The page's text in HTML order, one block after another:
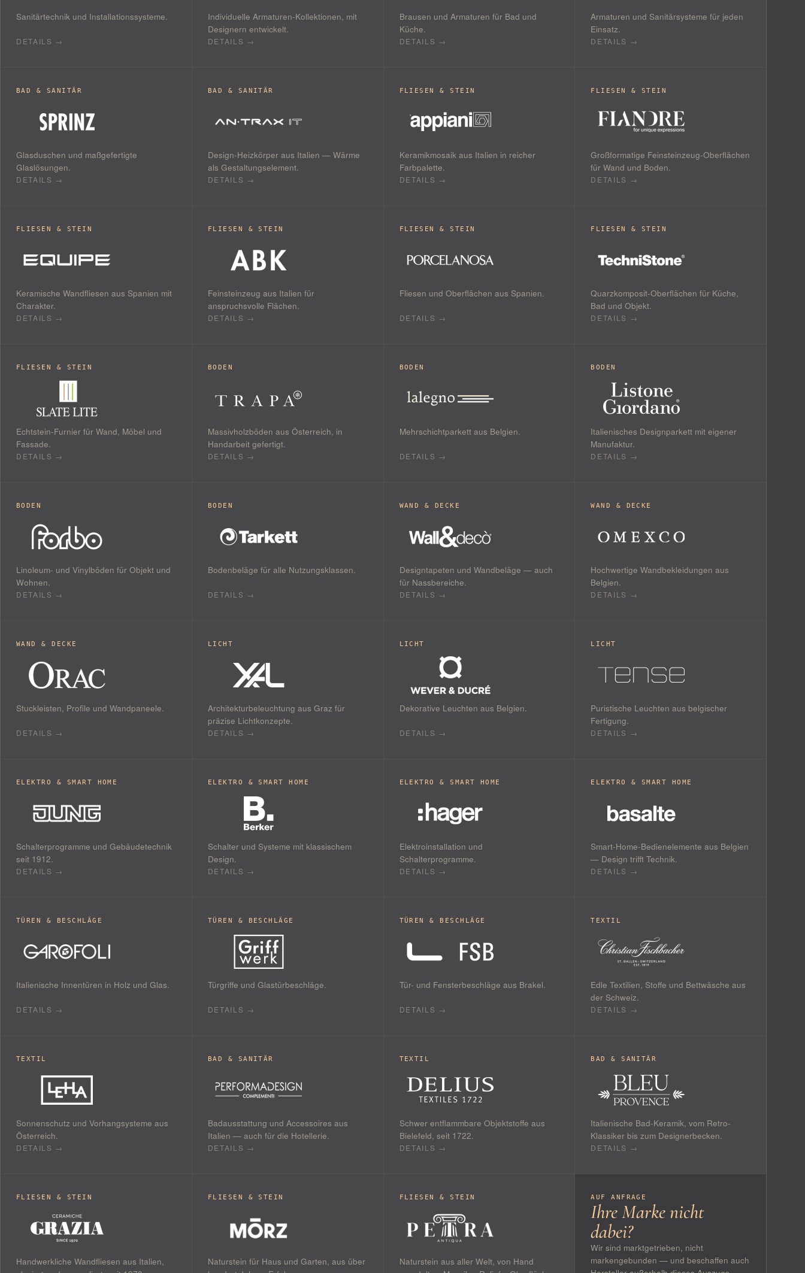
Sanitärtechnik und Installationssysteme.
DETAILS →
Individuelle Armaturen-Kollektionen, mit
Designern entwickelt.
DETAILS →
Brausen und Armaturen für Bad und
Küche.
DETAILS →
Armaturen und Sanitärsysteme für jeden
Einsatz.
DETAILS →
BAD & SANITÄR
Glasduschen und maßgefertigte
Glaslösungen.
DETAILS →
BAD & SANITÄR
Design-Heizkörper aus Italien — Wärme
als Gestaltungselement.
DETAILS →
FLIESEN & STEIN
Keramikmosaik aus Italien in reicher
Farbpalette.
DETAILS →
FLIESEN & STEIN
Großformatige Feinsteinzeug-Oberflächen
für Wand und Boden.
DETAILS →
FLIESEN & STEIN
Keramische Wandfliesen aus Spanien mit
Charakter.
DETAILS →
FLIESEN & STEIN
Feinsteinzeug aus Italien für
anspruchsvolle Flächen.
DETAILS →
FLIESEN & STEIN
Fliesen und Oberflächen aus Spanien.
DETAILS →
FLIESEN & STEIN
Quarzkomposit-Oberflächen für Küche,
Bad und Objekt.
DETAILS →
FLIESEN & STEIN
Echtstein-Furnier für Wand, Möbel und
Fassade.
DETAILS →
BODEN
Massivholzböden aus Österreich, in
Handarbeit gefertigt.
DETAILS →
BODEN
Mehrschichtparkett aus Belgien.
DETAILS →
BODEN
Italienisches Designparkett mit eigener
Manufaktur.
DETAILS →
BODEN
Linoleum- und Vinylböden für Objekt und
Wohnen.
DETAILS →
BODEN
Bodenbeläge für alle Nutzungsklassen.
DETAILS →
WAND & DECKE
Designtapeten und Wandbeläge — auch
für Nassbereiche.
DETAILS →
WAND & DECKE
Hochwertige Wandbekleidungen aus
Belgien.
DETAILS →
WAND & DECKE
Stuckleisten, Profile und Wandpaneele.
DETAILS →
LICHT
Architekturbeleuchtung aus Graz für
präzise Lichtkonzepte.
DETAILS →
LICHT
Dekorative Leuchten aus Belgien.
DETAILS →
LICHT
Puristische Leuchten aus belgischer
Fertigung.
DETAILS →
ELEKTRO & SMART HOME
Schalterprogramme und Gebäudetechnik
seit 1912.
DETAILS →
ELEKTRO & SMART HOME
Schalter und Systeme mit klassischem
Design.
DETAILS →
ELEKTRO & SMART HOME
Elektroinstallation und
Schalterprogramme.
DETAILS →
ELEKTRO & SMART HOME
Smart-Home-Bedienelemente aus Belgien
— Design trifft Technik.
DETAILS →
TÜREN & BESCHLÄGE
Italienische Innentüren in Holz und Glas.
DETAILS →
TÜREN & BESCHLÄGE
Türgriffe und Glastürbeschläge.
DETAILS →
TÜREN & BESCHLÄGE
Tür- und Fensterbeschläge aus Brakel.
DETAILS →
TEXTIL
Edle Textilien, Stoffe und Bettwäsche aus
der Schweiz.
DETAILS →
TEXTIL
Sonnenschutz und Vorhangsysteme aus
Österreich.
DETAILS →
BAD & SANITÄR
Badausstattung und Accessoires aus
Italien — auch für die Hotellerie.
DETAILS →
TEXTIL
Schwer entflammbare Objektstoffe aus
Bielefeld, seit 1722.
DETAILS →
BAD & SANITÄR
Italienische Bad-Keramik, vom Retro-
Klassiker bis zum Designerbecken.
DETAILS →
FLIESEN & STEIN
Handwerkliche Wandfliesen aus Italien,
FLIESEN & STEIN
Naturstein für Haus und Garten, aus über
FLIESEN & STEIN
Naturstein aus aller Welt, von Hand
AUF ANFRAGE
Ihre Marke nicht
dabei?
Wir sind marktgetrieben, nicht
markengebunden — und beschaffen auch